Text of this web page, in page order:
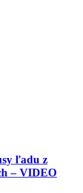
ľadu z
– VIDEO